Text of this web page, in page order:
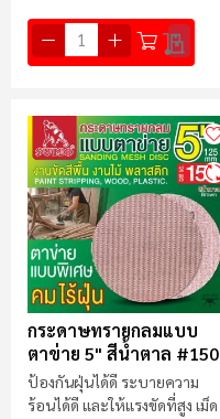
กระดาษทรายกลมแบบ
ตาข่าย 5" สีน้ำตาล #150
ป้องกันฝุ่นได้ดี ระบายความ
ร้อนได้ดี และให้แรงขัดที่สูง เม็ด